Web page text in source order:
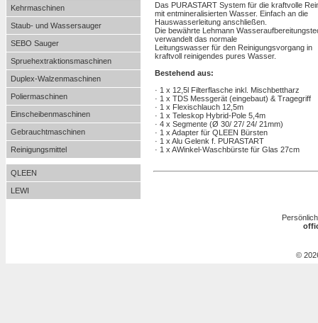
Kehrmaschinen
Staub- und Wassersauger
SEBO Sauger
Spruehextraktionsmaschinen
Duplex-Walzenmaschinen
Poliermaschinen
Einscheibenmaschinen
Gebrauchtmaschinen
Reinigungsmittel
QLEEN
LEWI
Das PURASTART System für die kraftvolle
mit entmineralisierten Wasser. Einfach an die
Hauswasserleitung anschließen.
Die bewährte Lehmann
verwandelt das normale
Leitungswasser für den Reinigungsvorgang in
kraftvoll reinigendes pures Wasser.
Bestehend aus:
· 1 x 12,5l Filterflasche inkl. Mischbettharz
· 1 x TDS Messgerät (eingebaut) & Tragegriff
· 1 x Flexischlauch 12,5m
· 1 x Teleskop Hybrid-Pole 5,4m
· 4 x Segmente (Ø 30/ 27/ 24/ 21mm)
· 1 x Adapter für QLEEN Bürsten
· 1 x Alu Gelenk f. PURASTART
· 1 x AWinkel-Waschbürste für Glas 27cm
©